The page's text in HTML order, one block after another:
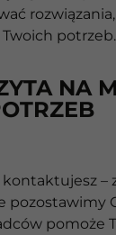
potrzeb.
NA
–
pozostawimy
pomoże